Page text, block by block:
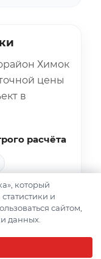
Химок
цены
в
расчёта
Вашутино
который
и
сайтом,
данных.